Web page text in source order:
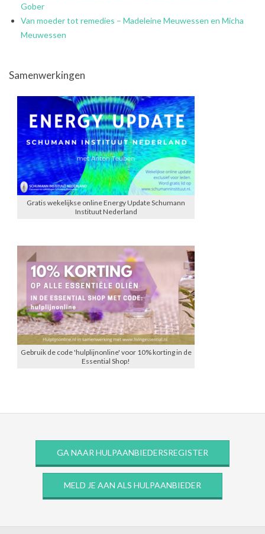
Gober
Van moeder tot remedies – Madeleine Meuwessen en Micha
Meuwessen
Samenwerkingen
Gratis wekelijkse online Energy Update Schumann
Instituut Nederland
Gebruik de code 'hulplijnonline' voor 10% korting in de
Essential Shop!
GA NAAR HULPAANBIEDERSREGISTER
MELD JE AAN ALS HULPAANBIEDER